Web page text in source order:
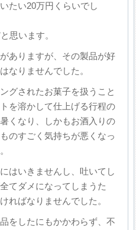
たい20万円くらいでし
思います。
ありますが、その製品が好
なりませんでした。
グされたお菓子を扱うこと
を溶かして仕上げる行程の
くなり、しかもお酒入りの
のすごく気持ちが悪くなっ
はいきませんし、吐いてし
てダメになってしまうた
ればなりませんでした。
をしたにもかかわらず、不